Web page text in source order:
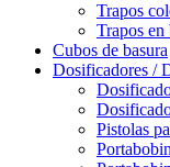
Trapos
Trapos en
Cubos de basura
Dosificadores /
Pistolas